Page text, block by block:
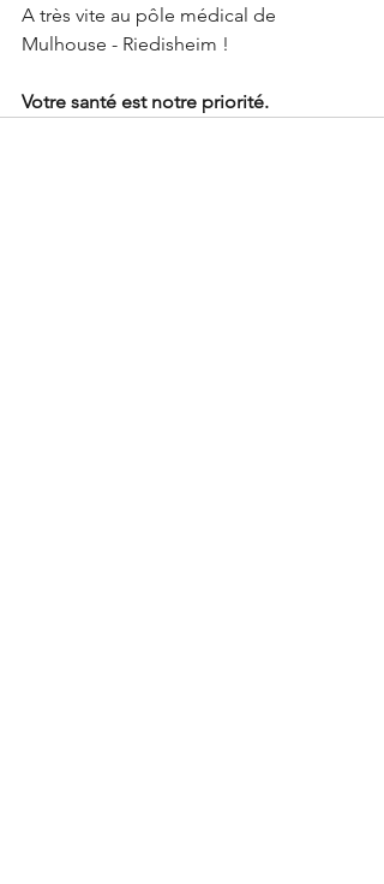
A très vite au pôle médical de
Mulhouse - Riedisheim !
Votre santé est notre priorité.